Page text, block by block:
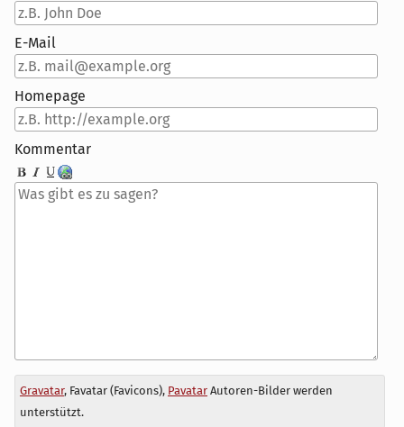
E-Mail
Homepage
Kommentar
Antwort
zu
Gravatar, Favatar (Favicons), PavatarAutoren-Bilder werden
unterstützt.